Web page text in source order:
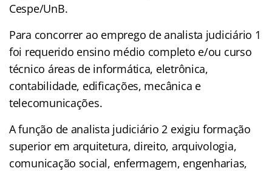
Cespe/UnB.
Para concorrer ao emprego de analista judiciário 1
foi requerido ensino médio completo e/ou curso
técnico áreas de informática, eletrônica,
contabilidade, edificações, mecânica e
telecomunicações.
A função de analista judiciário 2 exigiu formação
superior em arquitetura, direito, arquivologia,
comunicação social, enfermagem, engenharias,